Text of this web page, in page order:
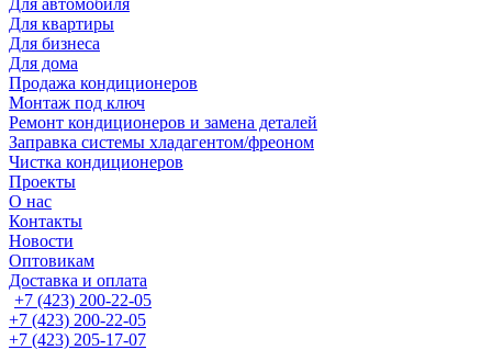
Для автомобиля
Для квартиры
Для бизнеса
Для дома
Продажа кондиционеров
Монтаж под ключ
Ремонт кондиционеров и замена деталей
Заправка системы хладагентом/фреоном
Чистка кондиционеров
Проекты
О нас
Контакты
Новости
Оптовикам
Доставка и оплата
+7 (423) 200-22-05
+7 (423) 200-22-05
+7 (423) 205-17-07